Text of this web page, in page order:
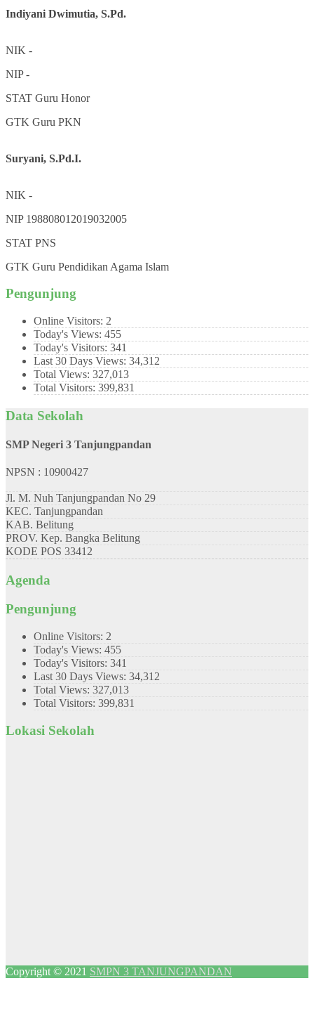
Indiyani Dwimutia, S.Pd.
NIK -
NIP-
STAT Guru Honor
GTK Guru PKN
Suryani, S.Pd.I.
NIK -
NIP 198808012019032005
STAT PNS
GTK Guru Pendidikan Agama Islam
Pengunjung
Online Visitors: 2
Today's Views: 455
Today's Visitors: 341
Last 30 Days Views: 34,312
Total Views: 327,013
Total Visitors: 399,831
Data Sekolah
SMP Negeri 3 Tanjungpandan
NPSN : 10900427
Jl. M. Nuh Tanjungpandan No 29
KEC. Tanjungpandan
KAB. Belitung
PROV. Kep. Bangka Belitung
KODE POS 33412
Agenda
Pengunjung
Online Visitors: 2
Today's Views: 455
Today's Visitors: 341
Last 30 Days Views: 34,312
Total Views: 327,013
Total Visitors: 399,831
Lokasi Sekolah
Copyright © 2021 SMPN 3 TANJUNGPANDAN